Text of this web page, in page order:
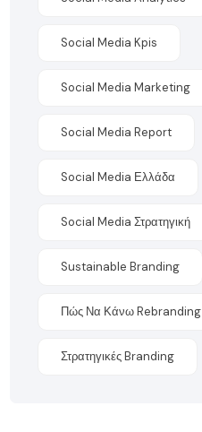
Social Media Kpis
Social Media Marketing
Social Media Report
Social Media Ελλάδα
Social Media Στρατηγική
Sustainable Branding
Πώς Να Κάνω Rebranding
Στρατηγικές Branding